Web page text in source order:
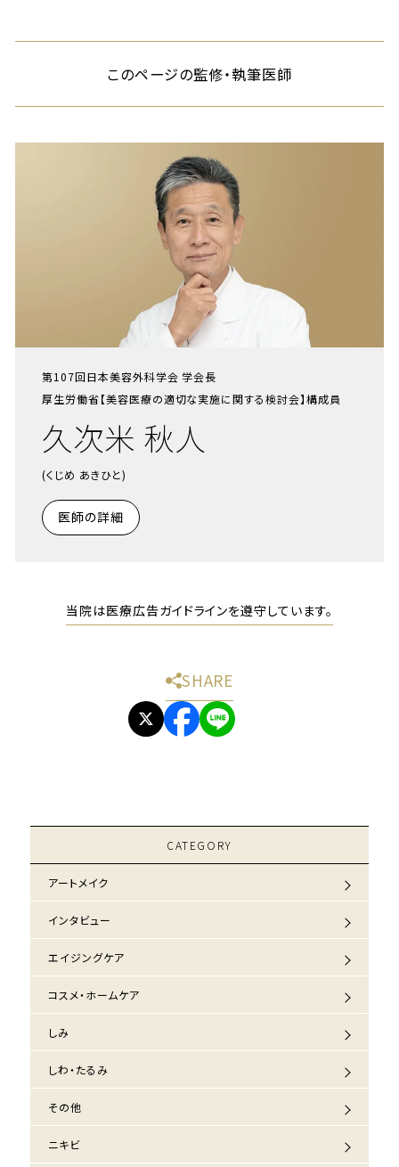
このページの監修・執筆医師
第107回日本美容外科学会 学会長
厚生労働省【美容医療の適切な実施に関する検討会】構成員
久次米 秋人
(くじめ あきひと)
医師の詳細
当院は医療広告ガイドラインを遵守しています。
SHARE
CATEGORY
アートメイク
インタビュー
エイジングケア
コスメ・ホームケア
しみ
しわ・たるみ
その他
ニキビ